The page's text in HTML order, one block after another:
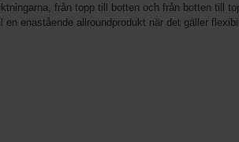
från topp till botten och från botten till
enastående allroundprodukt när det gäller